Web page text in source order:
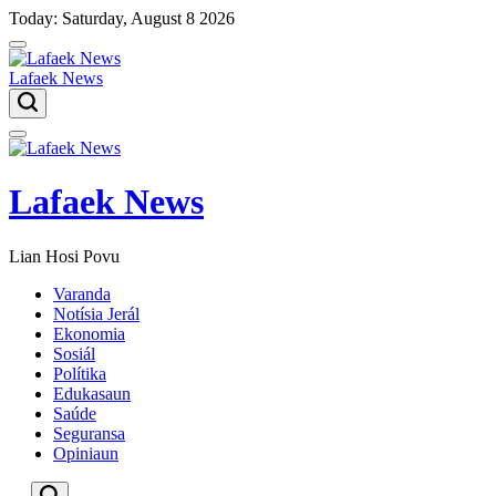
Skip
to
content
Today: Saturday, August 8 2026
Lafaek News
Menu
Lafaek News
Lian Hosi Povu
Varanda
Notísia Jerál
Ekonomia
Sosiál
Polítika
Edukasaun
Saúde
Seguransa
Opiniaun